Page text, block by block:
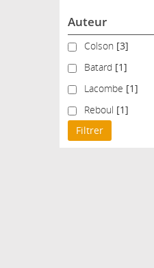
Auteur
ColsonColson [3]
BatardBatard [1]
Lacombe
Lacombe [1]
ReboulReboul [1]